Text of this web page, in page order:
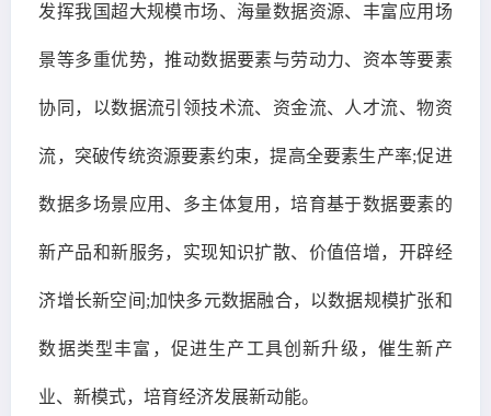
发挥我国超大规模市场、海量数据资源、丰富应用场
景等多重优势，推动数据要素与劳动力、资本等要素
协同，以数据流引领技术流、资金流、人才流、物资
流，突破传统资源要素约束，提高全要素生产率;促进
数据多场景应用、多主体复用，培育基于数据要素的
新产品和新服务，实现知识扩散、价值倍增，开辟经
济增长新空间;加快多元数据融合，以数据规模扩张和
数据类型丰富，促进生产工具创新升级，催生新产
业、新模式，培育经济发展新动能。